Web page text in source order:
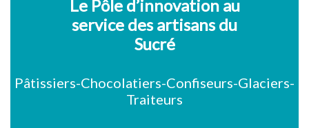
Le Pôle d’innovation au
service des artisans du
Sucré
Pâtissiers-Chocolatiers-Confiseurs-Glaciers-
Traiteurs